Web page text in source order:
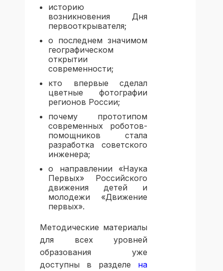
историю
возникновения Дня
первооткрывателя;
о последнем значимом
географическом
открытии
современности;
кто впервые сделал
цветные фотографии
регионов России;
почему прототипом
современных роботов-
помощников стала
разработка советского
инженера;
о направлении «Наука
Первых» Российского
движения детей и
молодежи «Движение
первых».
Методические материалы
для всех уровней
образования уже
доступны в разделе на